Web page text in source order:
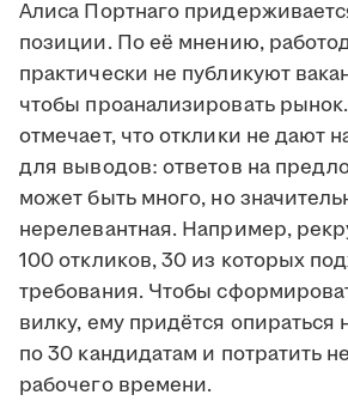
Алиса Портнаго
позиции. По её мнению,
практически не публикуют
чтобы проанализировать
отмечает, что отклики не дают
для выводов: ответов на
может быть много, но
нерелевантная. Например,
100 откликов, 30 из которых
требования. Чтобы
вилку, ему придётся опираться
по 30 кандидатам и потратить
рабочего времени.